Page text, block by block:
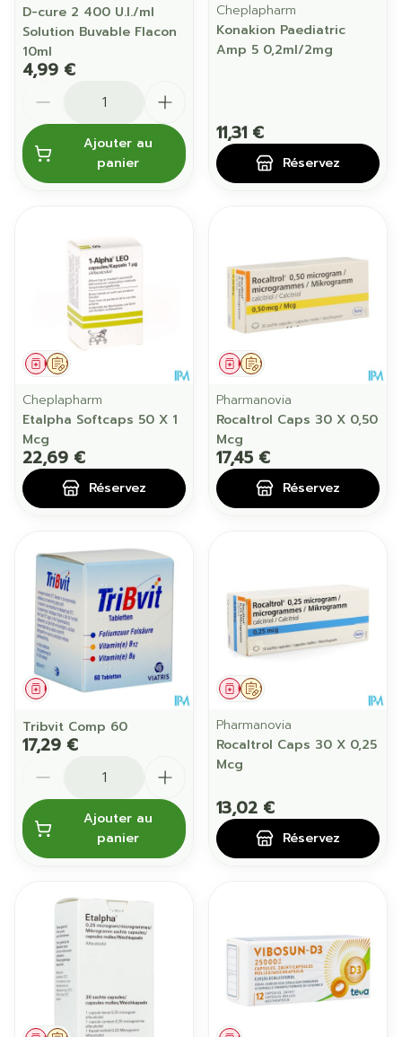
D-cure 2 400 U.I./ml
Solution Buvable Flacon
10ml
4,99 €
Ajouter au
panier
Cheplapharm
Konakion Paediatric
Amp 5 0,2ml/2mg
11,31 €
Réservez
Sur prescription
Médicament
Cheplapharm
Etalpha Softcaps 50 X 1
Mcg
22,69 €
Réservez
Sur prescription
Médicament
Pharmanovia
Rocaltrol Caps 30 X 0,50
Mcg
17,45 €
Réservez
Médicament
Tribvit Comp 60
17,29 €
Ajouter au
panier
Sur prescription
Médicament
Pharmanovia
Rocaltrol Caps 30 X 0,25
Mcg
13,02 €
Réservez